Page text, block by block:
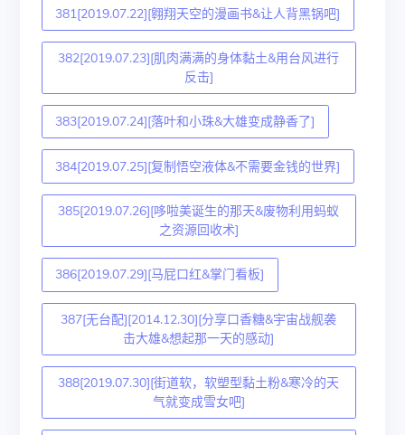
381[2019.07.22][翱翔天空的漫画书&让人背黑锅吧]
382[2019.07.23][肌肉满满的身体黏土&用台风进行
反击]
383[2019.07.24][落叶和小珠&大雄变成静香了]
384[2019.07.25][复制悟空液体&不需要金钱的世界]
385[2019.07.26][哆啦美诞生的那天&废物利用蚂蚁
之资源回收术]
386[2019.07.29][马屁口红&掌门看板]
387[无台配][2014.12.30][分享口香糖&宇宙战舰袭
击大雄&想起那一天的感动]
388[2019.07.30][街道软，软塑型黏土粉&寒冷的天
气就变成雪女吧]